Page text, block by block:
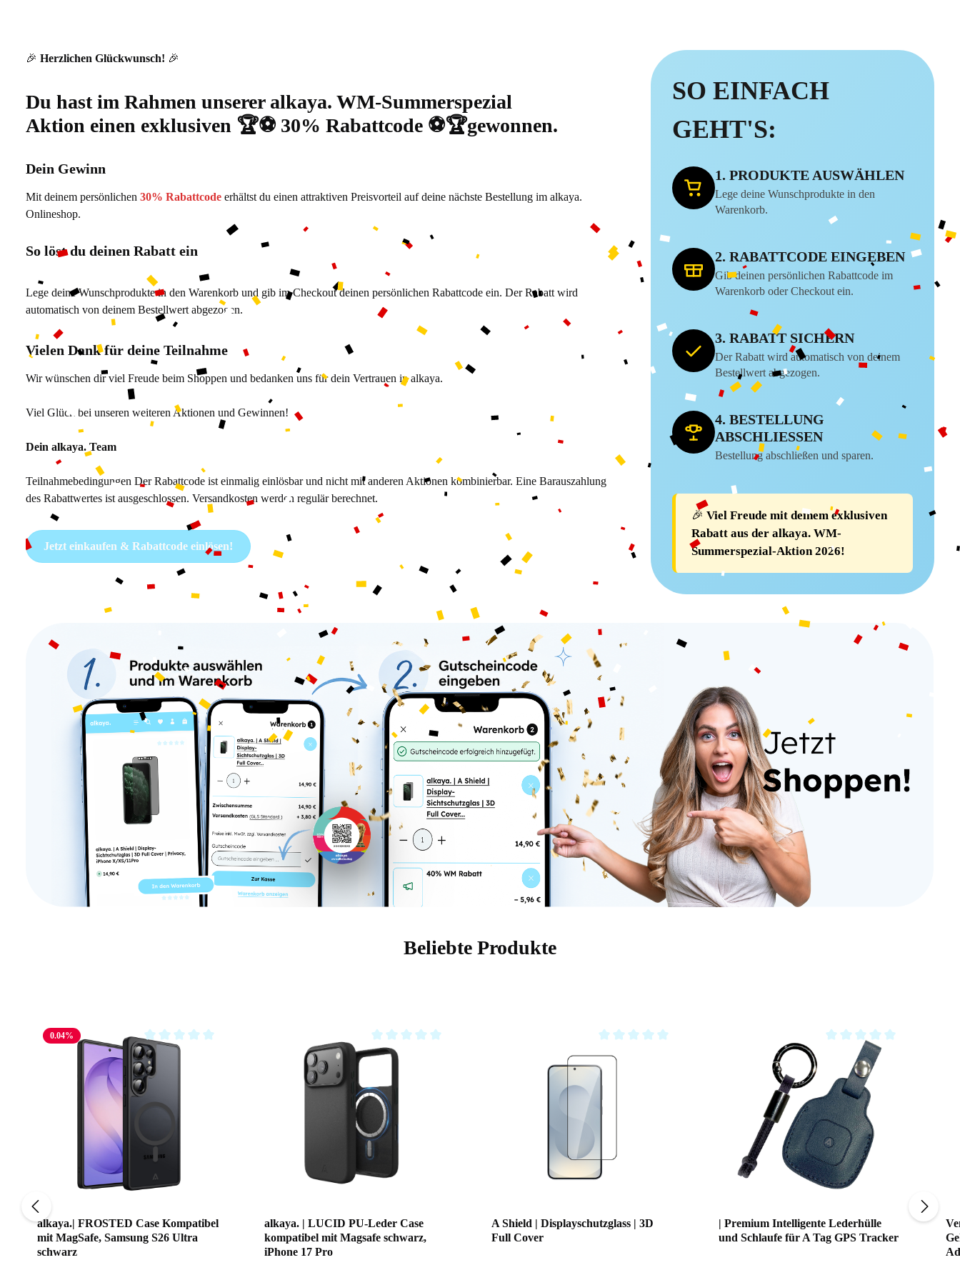
🎉 Herzlichen Glückwunsch! 🎉
Du hast im Rahmen unserer alkaya. WM-Summerspezial
Aktion einen exklusiven 🏆⚽ 30% Rabattcode ⚽🏆gewonnen.
Dein Gewinn
Mit deinem persönlichen 30% Rabattcode erhältst du einen attraktiven Preisvorteil auf deine nächste Bestellung im alkaya.
Onlineshop.
So löst du deinen Rabatt ein
Lege deine Wunschprodukte in den Warenkorb und gib im Checkout deinen persönlichen Rabattcode ein. Der Rabatt wird
automatisch von deinem Bestellwert abgezogen.
Vielen Dank für deine Teilnahme
Wir wünschen dir viel Freude beim Shoppen und bedanken uns für dein Vertrauen in alkaya.
Viel Glück bei unseren weiteren Aktionen und Gewinnen!
Dein alkaya. Team
Teilnahmebedingungen Der Rabattcode ist einmalig einlösbar und nicht mit anderen Aktionen kombinierbar. Eine Barauszahlung
des Rabattwertes ist ausgeschlossen. Versandkosten werden regulär berechnet.
Jetzt einkaufen & Rabattcode einlösen!
SO EINFACH
GEHT'S:
1. PRODUKTE AUSWÄHLEN
Lege deine Wunschprodukte in den
Warenkorb.
2. RABATTCODE EINGEBEN
Gib deinen persönlichen Rabattcode im
Warenkorb oder Checkout ein.
3. RABATT SICHERN
Der Rabatt wird automatisch von deinem
Bestellwert abgezogen.
4. BESTELLUNG
ABSCHLIESSEN
Bestellung abschließen und sparen.
🎉 Viel Freude mit deinem exklusiven
Rabatt aus der alkaya. WM-
Summerspezial-Aktion 2026!
Beliebte Produkte
0.04%
Average rating of 0 out of 5 stars
alkaya.| FROSTED Case Kompatibel
mit MagSafe, Samsung S26 Ultra
schwarz
Average rating of 0 out of 5 stars
alkaya. | LUCID PU-Leder Case
kompatibel mit Magsafe schwarz,
iPhone 17 Pro
Average rating of 0 out of 5 stars
A Shield | Displayschutzglass | 3D
Full Cover
Average rating of 0 out of 5
| Premium Intelligente Lederhülle
und Schlaufe für A Tag GPS Tracker